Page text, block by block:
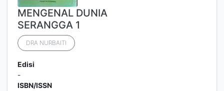
MENGENAL DUNIA
SERANGGA 1
DRA NURBAITI
Edisi
-
ISBN/ISSN